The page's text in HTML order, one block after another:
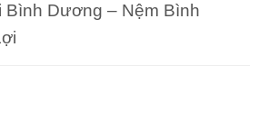
Bình Dương – Nệm Bình